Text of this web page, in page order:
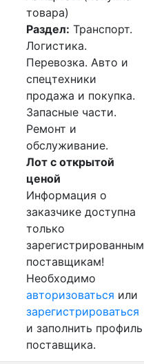
товара)
Раздел: Транспорт.
Логистика.
Перевозка. Авто и
спецтехники
продажа и покупка.
Запасные части.
Ремонт и
обслуживание.
Лот с открытой
ценой
Информация о
заказчике доступна
только
зарегистрированным
поставщикам!
Необходимо
авторизоваться или
зарегистрироваться
и заполнить профиль
поставщика.